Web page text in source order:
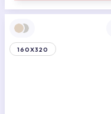
160X320